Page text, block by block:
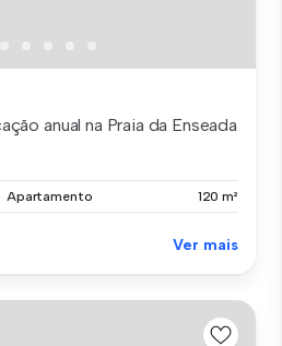
anual na Praia da Enseada
Apartamento 120 m²
Ver mais